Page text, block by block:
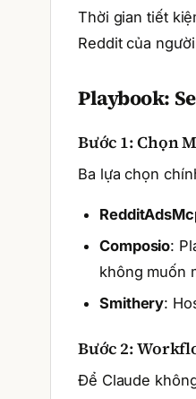
Thời gian tiết
Reddit của
Playbook:
Bước 1: Chọn
Ba lựa chọn
Composio:
không muốn
Smithery:
Bước 2:
Để Claude